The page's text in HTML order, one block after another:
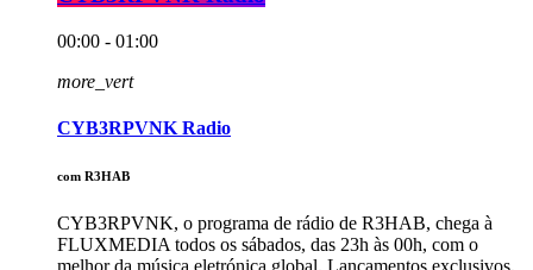
00:00 - 01:00
more_vert
CYB3RPVNK Radio
com R3HAB
CYB3RPVNK, o programa de rádio de R3HAB, chega à
FLUXMEDIA todos os sábados, das 23h às 00h, com o